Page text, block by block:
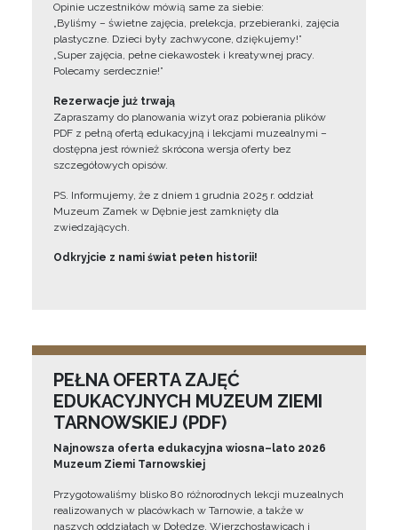
Opinie uczestników mówią same za siebie:
„Byliśmy – świetne zajęcia, prelekcja, przebieranki, zajęcia
plastyczne. Dzieci były zachwycone, dziękujemy!”
„Super zajęcia, pełne ciekawostek i kreatywnej pracy.
Polecamy serdecznie!”
Rezerwacje już trwają
Zapraszamy do planowania wizyt oraz pobierania plików
PDF z pełną ofertą edukacyjną i lekcjami muzealnymi –
dostępna jest również skrócona wersja oferty bez
szczegółowych opisów.
PS. Informujemy, że z dniem 1 grudnia 2025 r. oddział
Muzeum Zamek w Dębnie jest zamknięty dla
zwiedzających.
Odkryjcie z nami świat pełen historii!
PEŁNA OFERTA ZAJĘĆ
EDUKACYJNYCH MUZEUM ZIEMI
TARNOWSKIEJ (PDF)
Najnowsza oferta edukacyjna wiosna–lato 2026
Muzeum Ziemi Tarnowskiej
Przygotowaliśmy blisko 80 różnorodnych lekcji muzealnych
realizowanych w placówkach w Tarnowie, a także w
naszych oddziałach w Dołędze, Wierzchosławicach i